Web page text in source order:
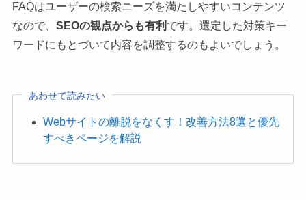
FAQはユーザーの検索ニーズを満たしやすいコンテンツ
なので、 SEOの観点からも有利 です。選定した対策キー
ワードにもとづいて内容を調整するのもよいでしょう。
あわせて読みたい
Webサイトの離脱をなくす！改善方法8選と優先
すべきページを解説